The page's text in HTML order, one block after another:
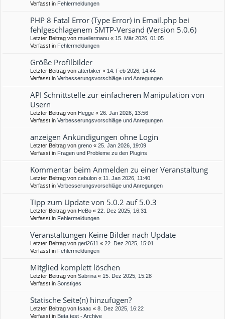
Verfasst in Fehlermeldungen
PHP 8 Fatal Error (Type Error) in Email.php bei
fehlgeschlagenem SMTP-Versand (Version 5.0.6)
Letzter Beitrag von muellermanu « 15. Mär 2026, 01:05
Verfasst in Fehlermeldungen
Größe Profilbilder
Letzter Beitrag von atterbiker « 14. Feb 2026, 14:44
Verfasst in Verbesserungsvorschläge und Anregungen
API Schnittstelle zur einfacheren Manipulation von
Usern
Letzter Beitrag von Hegge « 26. Jan 2026, 13:56
Verfasst in Verbesserungsvorschläge und Anregungen
anzeigen Ankündigungen ohne Login
Letzter Beitrag von greno « 25. Jan 2026, 19:09
Verfasst in Fragen und Probleme zu den Plugins
Kommentar beim Anmelden zu einer Veranstaltung
Letzter Beitrag von cebulon « 11. Jan 2026, 11:40
Verfasst in Verbesserungsvorschläge und Anregungen
Tipp zum Update von 5.0.2 auf 5.0.3
Letzter Beitrag von HeBo « 22. Dez 2025, 16:31
Verfasst in Fehlermeldungen
Veranstaltungen Keine Bilder nach Update
Letzter Beitrag von geri2611 « 22. Dez 2025, 15:01
Verfasst in Fehlermeldungen
Mitglied komplett löschen
Letzter Beitrag von Sabrina « 15. Dez 2025, 15:28
Verfasst in Sonstiges
Statische Seite(n) hinzufügen?
Letzter Beitrag von Isaac « 8. Dez 2025, 16:22
Verfasst in Beta test - Archive